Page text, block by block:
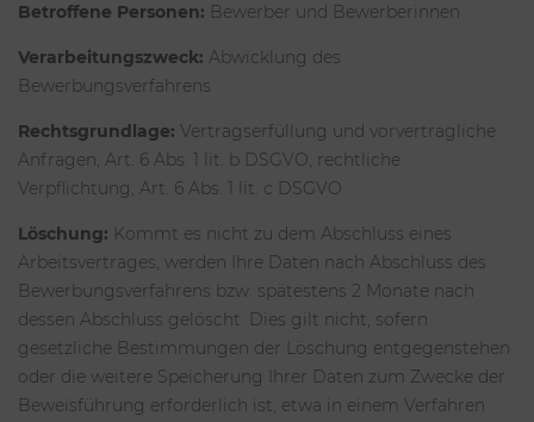
Betroffene Personen: Bewerber und Bewerberinnen
Verarbeitungszweck: Abwicklung des
Bewerbungsverfahrens
Rechtsgrundlage: Vertragserfüllung und vorvertragliche
Anfragen, Art. 6 Abs. 1 lit. b DSGVO, rechtliche
Verpflichtung, Art. 6 Abs. 1 lit. c DSGVO
Löschung: Kommt es nicht zu dem Abschluss eines
Arbeitsvertrages, werden Ihre Daten nach Abschluss des
Bewerbungsverfahrens bzw. spätestens 2 Monate nach
dessen Abschluss gelöscht. Dies gilt nicht, sofern
gesetzliche Bestimmungen der Löschung entgegenstehen
oder die weitere Speicherung Ihrer Daten zum Zwecke der
Beweisführung erforderlich ist, etwa in einem Verfahren